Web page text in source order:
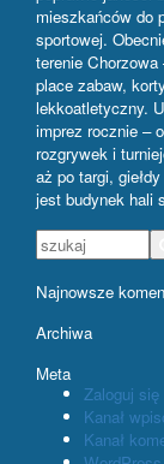
mieszkańców do
sportowej.
terenie
place zabaw,
lekkoatletyczny.
imprez rocznie –
rozgrywek i
aż po targi,
jest budynek hali
Najnowsze
Archiwa
Meta
Zaloguj się
Kanał
Kanał